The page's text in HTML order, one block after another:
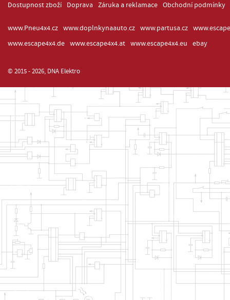
Dostupnost zboží Doprava Záruka a reklamace Obchodní podmínky
www.Pneu4x4.cz www.doplnkynaauto.cz www.partusa.cz
www.escape4x4.de
www.escape4x4.at www.escape4x4.eu ebay
© 2015 - 2026, DNA Elektro